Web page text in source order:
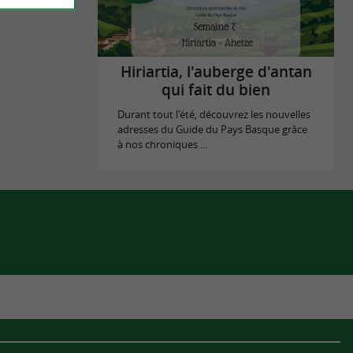
Hiriartia, l'auberge d'antan
qui fait du bien
Durant tout l'été, découvrez les nouvelles
adresses du Guide du Pays Basque grâce
à nos chroniques ...